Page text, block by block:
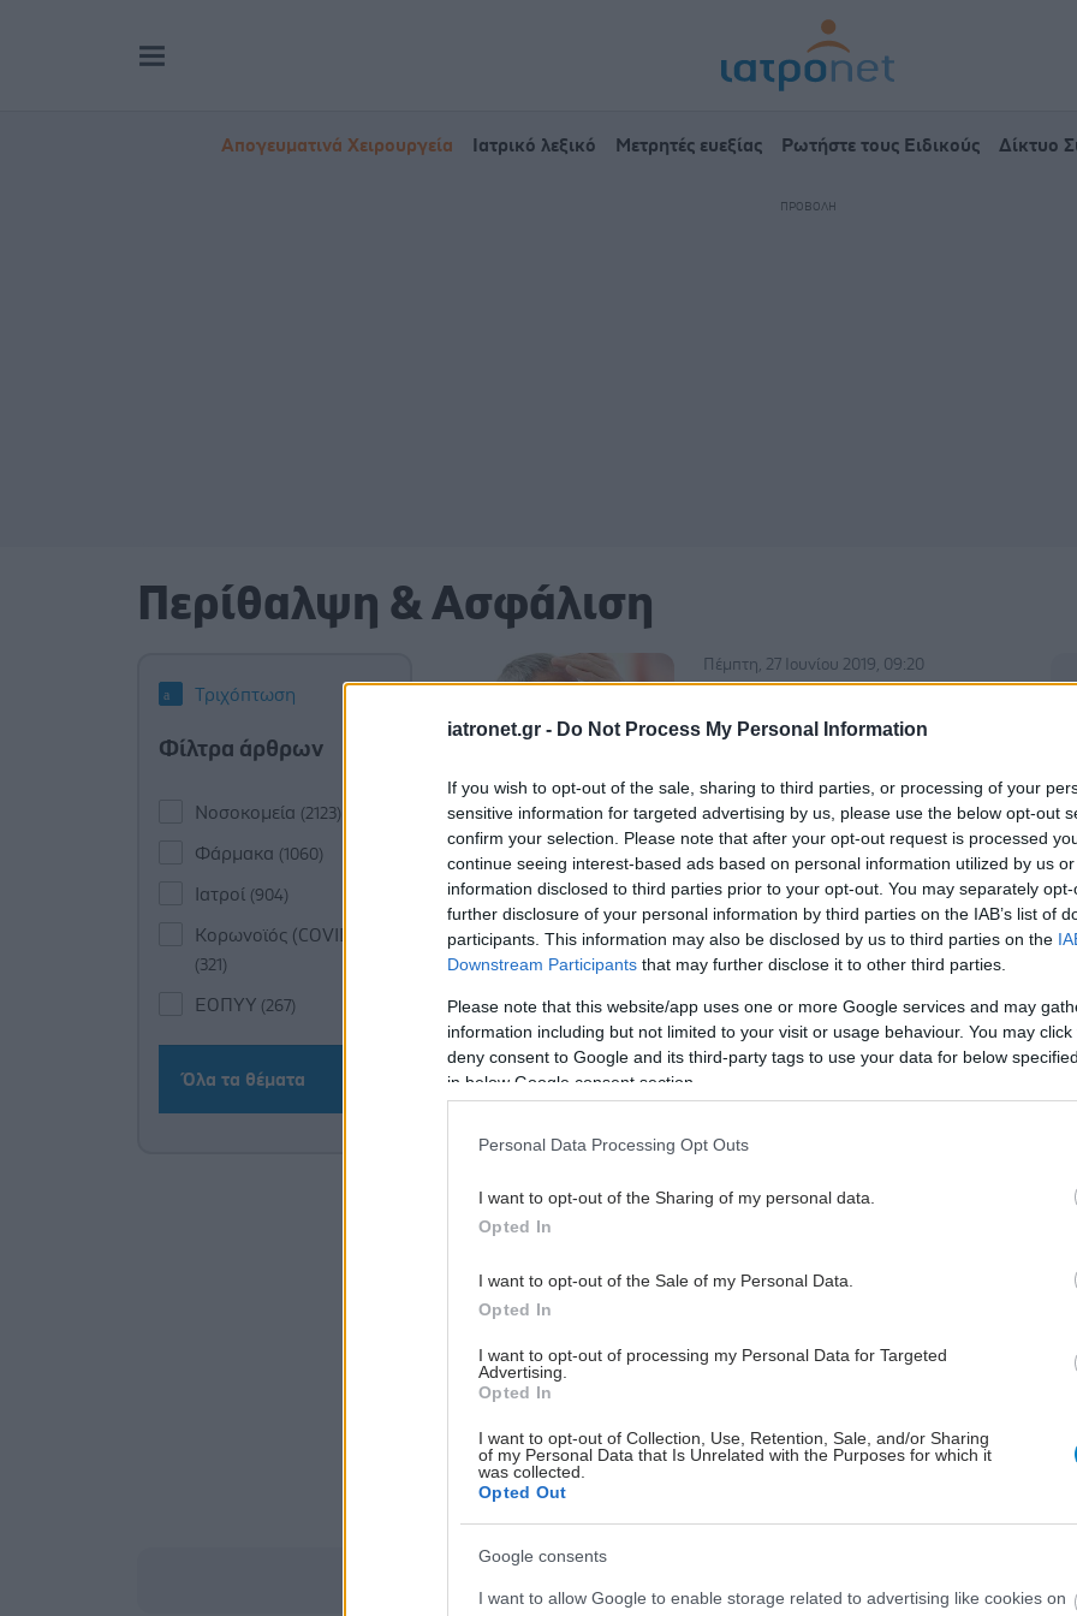
iatronet.gr - Do Not Process My Personal Information
If you wish to opt-out of the sale, sharing to third parties, or processing of your
sensitive information for targeted advertising by us, please use the below opt-out
confirm your selection. Please note that after your opt-out request is processed
continue seeing interest-based ads based on personal information utilized by us
information disclosed to third parties prior to your opt-out. You may separately
further disclosure of your personal information by third parties on the IAB’s list of
participants. This information may also be disclosed by us to third parties on the
Downstream Participants that may further disclose it to other third parties.
Please note that this website/app uses one or more Google services and may
information including but not limited to your visit or usage behaviour. You may
deny consent to Google and its third-party tags to use your data for below
in below Google consent section.
Personal Data Processing Opt Outs
I want to opt-out of the Sharing of my personal data.
Opted In
I want to opt-out of the Sale of my Personal Data.
Opted In
I want to opt-out of processing my Personal Data for Targeted
Advertising.
Opted In
I want to opt-out of Collection, Use, Retention, Sale, and/or Sharing
of my Personal Data that Is Unrelated with the Purposes for which it
was collected.
Opted Out
Google consents
I want to allow Google to enable storage related to advertising like cookies on
Απογευματινά Χειρουργεία Ιατρικό λεξικό Μετρητές ευεξίας Ρωτήστε τους Ειδικούς Δίκτυο
Περίθαλψη & Ασφάλιση
Τριχόπτωση
Φίλτρα άρθρων
Νοσοκομεία (2123)
Φάρμακα (1060)
Ιατροί (904)
Κορωνοϊός (COVID-19)
(321)
ΕΟΠΥΥ (267)
Όλα τα θέματα
Πέμπτη, 27 Ιουνίου 2019, 09:20
τριχόπτωσης που διατίθεται
χρησιμοποιείτε
Πρόκειται για το “Rogain, 5%
MINOXIDIL TOPICAL AEROSOL HAIR
REGROWTH, TREATMENT
REACTIVATES HAIR FOLLICLES TO
STIMULATE REGROWTH, συσκευασία
τριών φιαλών σε σπρέι, με
περιεχόμενο 60 g/φιάλη”.